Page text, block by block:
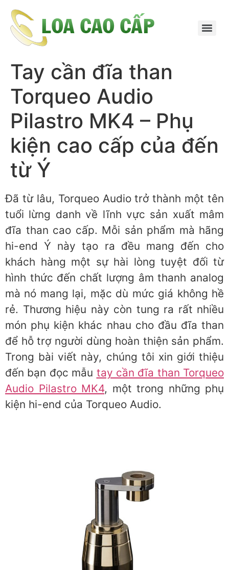
Tay cần đĩa than
Torqueo Audio
Pilastro MK4 – Phụ
kiện cao cấp của đến
từ Ý
Đã từ lâu, Torqueo Audio trở thành một tên
tuổi lừng danh về lĩnh vực sản xuất mâm
đĩa than cao cấp. Mỗi sản phẩm mà hãng
hi-end Ý này tạo ra đều mang đến cho
khách hàng một sự hài lòng tuyệt đối từ
hình thức đến chất lượng âm thanh analog
mà nó mang lại, mặc dù mức giá không hề
rẻ. Thương hiệu này còn tung ra rất nhiều
món phụ kiện khác nhau cho đầu đĩa than
để hỗ trợ người dùng hoàn thiện sản phẩm.
Trong bài viết này, chúng tôi xin giới thiệu
đến bạn đọc mẫu tay cần đĩa than Torqueo
Audio Pilastro MK4, một trong những phụ
kiện hi-end của Torqueo Audio.